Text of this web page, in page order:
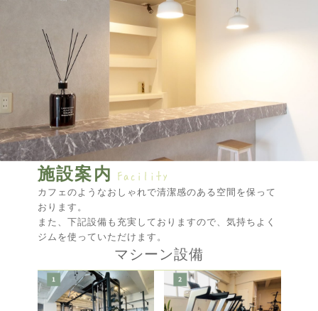
施設案内
カフェのようなおしゃれで清潔感のある空間を保って
おります。
また、下記設備も充実しておりますので、気持ちよく
ジムを使っていただけます。
マシーン設備